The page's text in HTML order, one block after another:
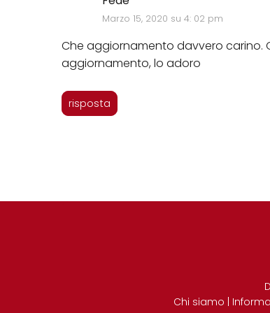
Marzo 15, 2020 su 4: 02 pm
Che aggiornamento davvero carino.
aggiornamento, lo adoro
risposta
Chi siamo